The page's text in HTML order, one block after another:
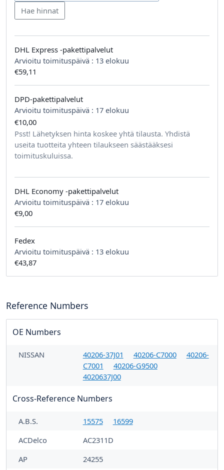
DHL Express -pakettipalvelut
Arvioitu toimituspäivä : 13 elokuu
€59,11
DPD-pakettipalvelut
Arvioitu toimituspäivä : 17 elokuu
€10,00
Psst! Lähetyksen hinta koskee yhtä tilausta. Yhdistä
useita tuotteita yhteen tilaukseen säästääksesi
toimituskuluissa.
DHL Economy -pakettipalvelut
Arvioitu toimituspäivä : 17 elokuu
€9,00
Fedex
Arvioitu toimituspäivä : 13 elokuu
€43,87
Reference Numbers
OE Numbers
NISSAN 40206-37J01 40206-C7000
40206-
C7001
40206-G9500
4020637J00
Cross-Reference Numbers
A.B.S. 15575
16599
ACDelco
AC2311D
AP
24255